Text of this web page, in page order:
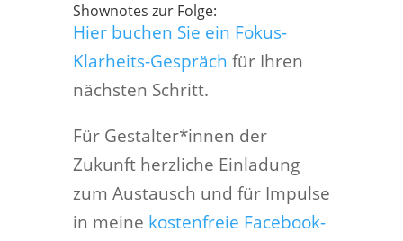
Shownotes zur Folge:
Hier buchen Sie ein Fokus-
Klarheits-Gespräch für Ihren
nächsten Schritt.
Für Gestalter*innen der
Zukunft herzliche Einladung
zum Austausch und für Impulse
in meine kostenfreie Facebook-